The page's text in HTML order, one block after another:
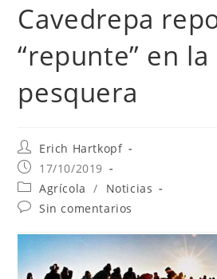
Cavedrepa
“repunte” en
pesquera
Erich Hartkopf
17/10/2019
Agrícola
/
Noticias
Sin comentarios